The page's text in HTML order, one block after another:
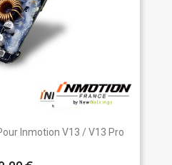
Inmotion V13 / V13 Pro